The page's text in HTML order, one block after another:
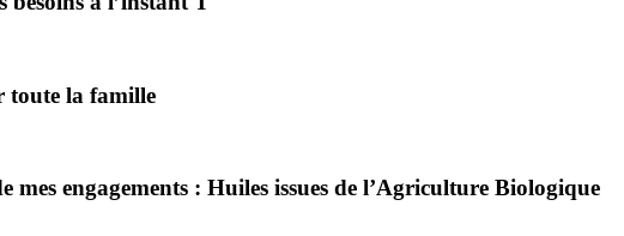
toute la famille
mes engagements : Huiles issues de l’Agriculture Biologique